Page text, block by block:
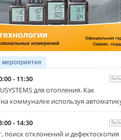
5 АВГУСТА 2026
21-й ежегодный форум
«ЦОД-2026»
Мероприятие пройдет 2-3
отеле Radisson Slavyanskaya.
посетит более двух тысяч
5 АВГУСТА 2026
Китайская Shenling
линейку тепловых насосов
«воздух-вода» на R290
Серия ThermaX R290 All-In-One
включает три модели ...
- 11:30
для отопления. Как
коммуналке используя
- 14:30
поиск отклонений и дефектоскопия